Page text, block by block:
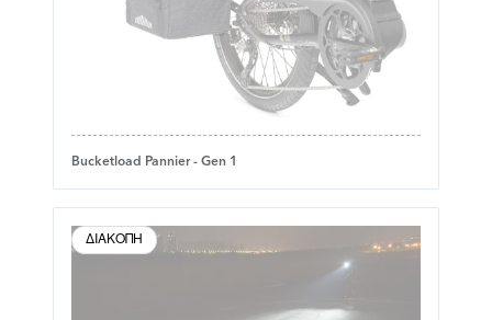
Bucketload Pannier - Gen 1
ΔΙΑΚΟΠΉ